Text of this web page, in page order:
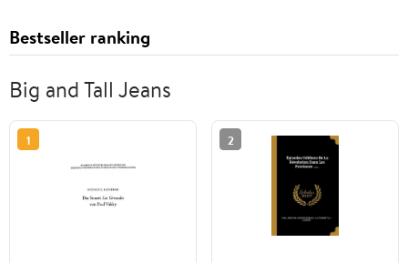
Bestseller ranking
Big and Tall Jeans
1 2